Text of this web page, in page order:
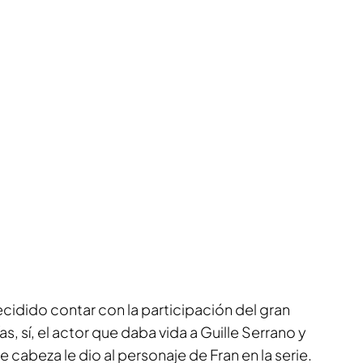
contar con la participación del gran
sí, el actor que daba vida a Guille Serrano y
le dio al personaje de Fran en la serie.